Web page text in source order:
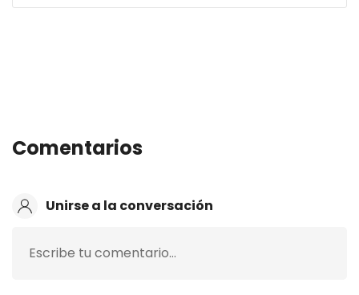
Comentarios
Unirse a la conversación
Escribe tu comentario…